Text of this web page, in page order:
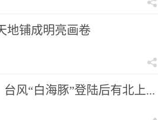
地铺成明亮画卷
风“白海豚”登陆后有北上...